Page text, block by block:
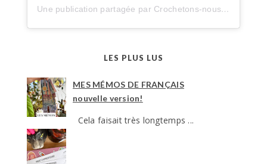
Une publication partagée par Crochetons-nous dans les bois (@crochetonsnousdanslesbois)
LES PLUS LUS
MES MÉMOS DE FRANÇAIS
nouvelle version!
Cela faisait très longtemps ...